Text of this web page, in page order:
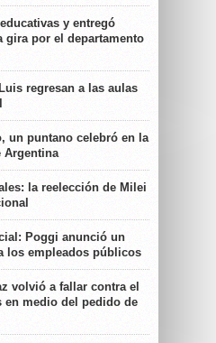
y entregó
gira por el departamento
regresan a las aulas
un puntano celebró en la
Argentina
la reelección de Milei
Poggi anunció un
los empleados públicos
volvió a fallar contra el
en medio del pedido de